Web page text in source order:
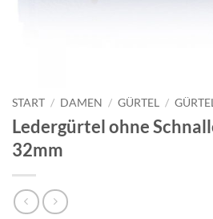
START / DAMEN / GÜRTEL /
Ledergürtel ohne
32mm